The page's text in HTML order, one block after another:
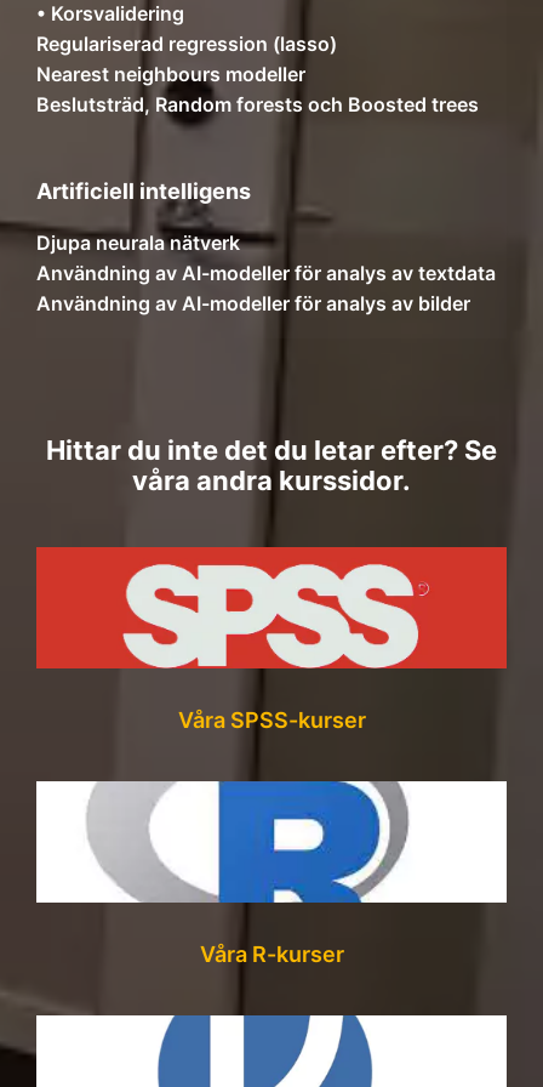
• Korsvalidering
Regulariserad regression (lasso)
Nearest neighbours modeller
Beslutsträd, Random forests och Boosted trees
Artificiell intelligens
Djupa neurala nätverk
Användning av AI-modeller för analys av textdata
Användning av AI-modeller för analys av bilder
Hittar du inte det du letar efter? Se
våra andra kurssidor.
Våra SPSS-kurser
Våra R-kurser